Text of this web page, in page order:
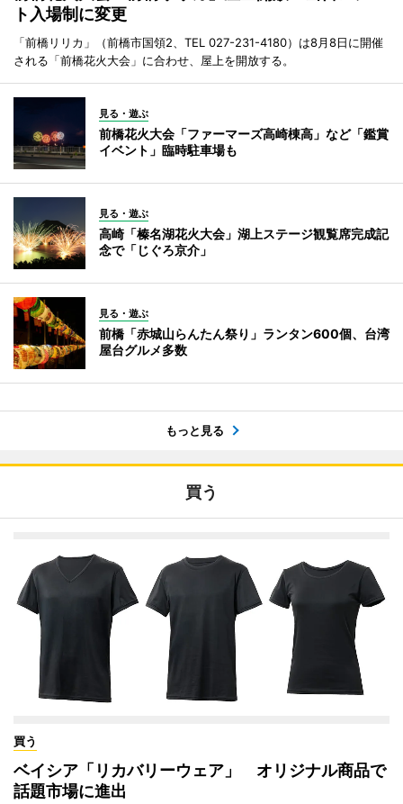
ト入場制に変更
「前橋リリカ」（前橋市国領2、TEL 027-231-4180）は8月8日に開催
される「前橋花火大会」に合わせ、屋上を開放する。
見る・遊ぶ
前橋花火大会「ファーマーズ高崎棟高」など「鑑賞
イベント」臨時駐車場も
見る・遊ぶ
高崎「榛名湖花火大会」湖上ステージ観覧席完成記
念で「じぐろ京介」
見る・遊ぶ
前橋「赤城山らんたん祭り」ランタン600個、台湾
屋台グルメ多数
もっと見る
買う
買う
ベイシア「リカバリーウェア」 オリジナル商品で
話題市場に進出